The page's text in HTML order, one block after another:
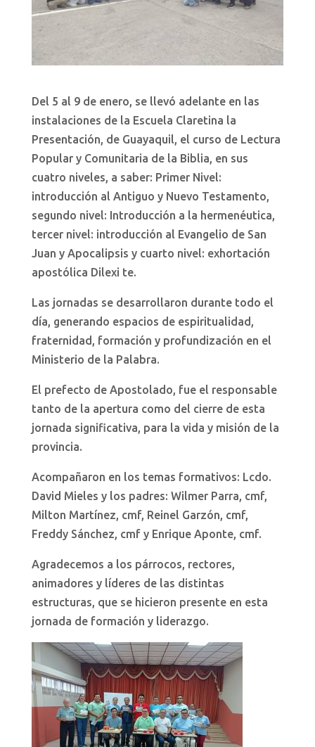
Del 5 al 9 de enero, se llevó adelante en las
instalaciones de la Escuela Claretina la
Presentación, de Guayaquil, el curso de Lectura
Popular y Comunitaria de la Biblia, en sus
cuatro niveles, a saber: Primer Nivel:
introducción al Antiguo y Nuevo Testamento,
segundo nivel: Introducción a la hermenéutica,
tercer nivel: introducción al Evangelio de San
Juan y Apocalipsis y cuarto nivel: exhortación
apostólica Dilexi te.
Las jornadas se desarrollaron durante todo el
día, generando espacios de espiritualidad,
fraternidad, formación y profundización en el
Ministerio de la Palabra.
El prefecto de Apostolado, fue el responsable
tanto de la apertura como del cierre de esta
jornada significativa, para la vida y misión de la
provincia.
Acompañaron en los temas formativos: Lcdo.
David Mieles y los padres: Wilmer Parra, cmf,
Milton Martínez, cmf, Reinel Garzón, cmf,
Freddy Sánchez, cmf y Enrique Aponte, cmf.
Agradecemos a los párrocos, rectores,
animadores y líderes de las distintas
estructuras, que se hicieron presente en esta
jornada de formación y liderazgo.